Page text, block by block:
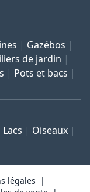
Gazébos
de jardin
Pots et bacs
Lacs
Oiseaux
légales